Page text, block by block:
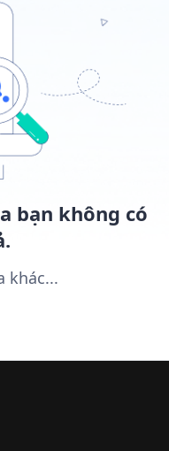
bạn không có
khác...